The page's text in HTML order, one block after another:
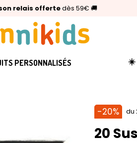
relais offertedès 59€ 🚚
Capital 2025 :Annikids N°1
4,6/5(24 000 avis clients)
PERSONNALISÉS ☀️
-20% du
20